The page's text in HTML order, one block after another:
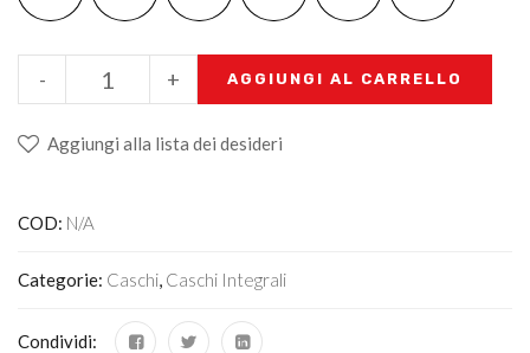
+
- AGGIUNGI AL CARRELLO
Aggiungi alla lista dei desideri
COD: N/A
Categorie: Caschi, Caschi Integrali
Condividi: